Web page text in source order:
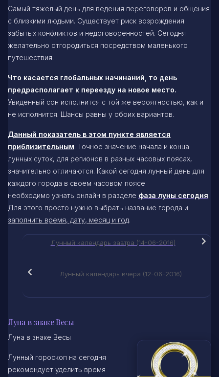
Самый тяжелый день для ведения переговоров и общения
с близкими людьми. Существует риск возрождения
забытых конфликтов и недоговоренностей. Сегодня
желательно отгородиться посредством маленького
путешествия.
Что касается глобальных начинаний, то день
предрасполагает к переезду на новое место.
Увиденный сон исполнится с той же вероятностью, как и
не исполнится. Шансы равны у обоих вариантов.
Данный показатель в этом пункте является
приблизительным. Точное значение начала и конца
лунных суток, для регионов в разных часовых поясах,
значительно отличаются. Какой сегодня лунный день для
каждого города в своем часовом поясе
необходимо узнать онлайн в разделе фаза луны сегодня.
Для этого просто нужно выбрать название города и
заполнить время, дату, месяц и год.
Лунный календарь завтра (14-06-2016)
Лунный календарь вчера (12-06-2016)
Луна в знаке Весы
Луна в знаке Весы
Лунный гороскоп на сегодня
рекомендует уделить время